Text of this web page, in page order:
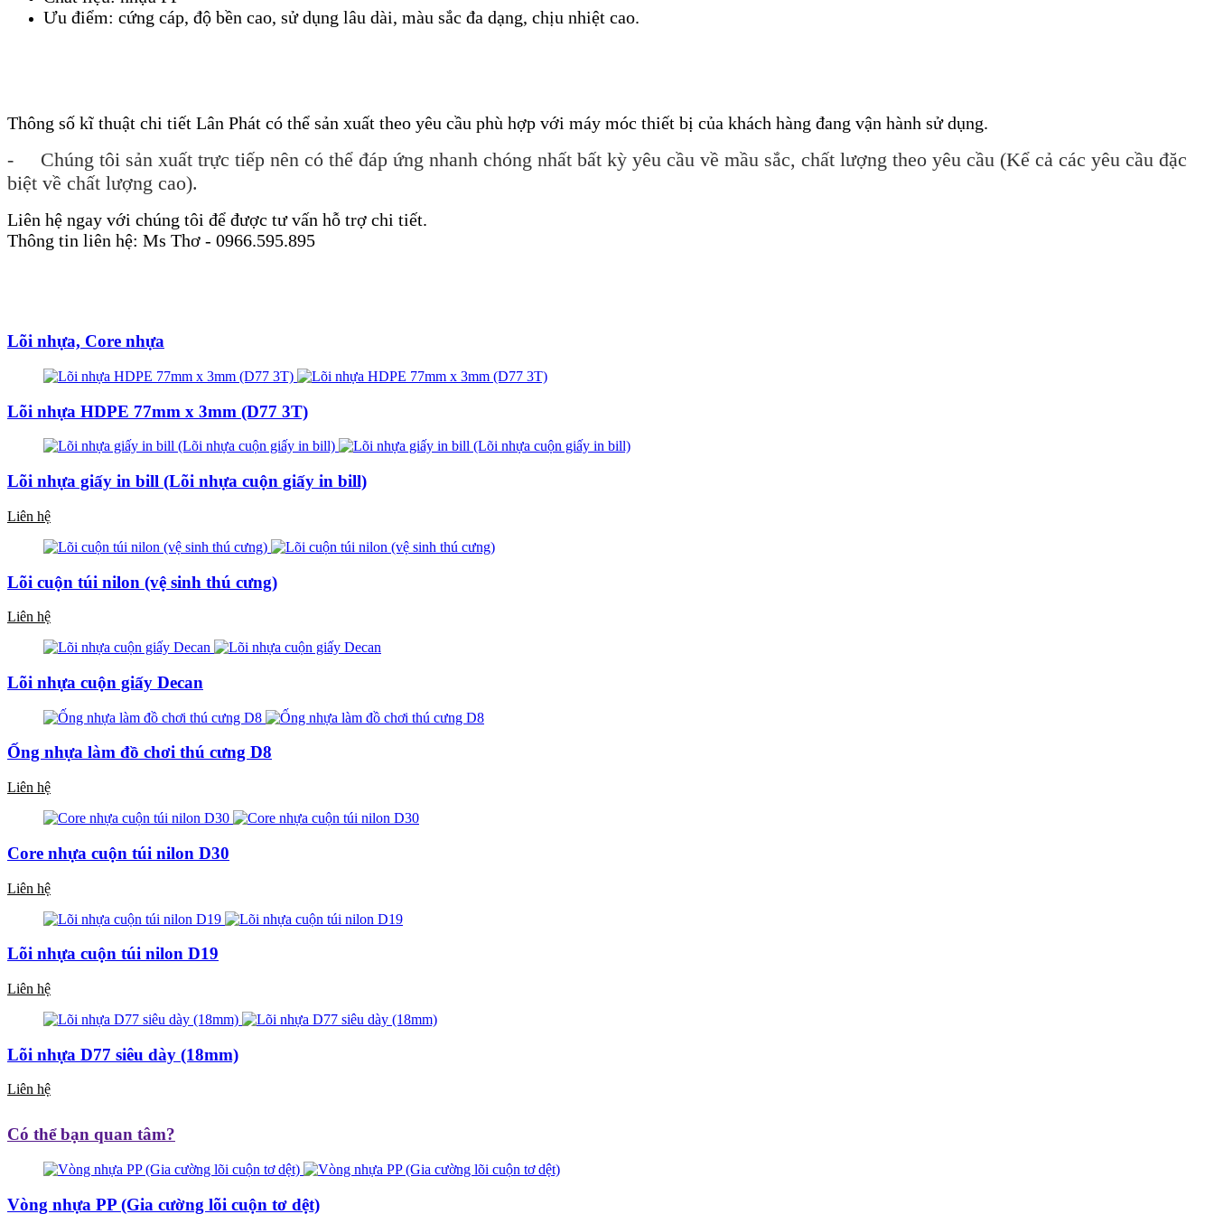
Ưu điểm: cứng cáp, độ bền cao, sử dụng lâu dài, màu sắc đa dạng, chịu nhiệt cao.
Thông số kĩ thuật chi tiết Lân Phát có thể sản xuất theo yêu cầu phù hợp với máy móc thiết bị của khách hàng đang vận hành sử dụng.
- Chúng tôi sản xuất trực tiếp nên có thể đáp ứng nhanh chóng nhất bất kỳ yêu cầu về mầu sắc, chất lượng theo yêu cầu (Kể cả các yêu cầu đặc
biệt về chất lượng cao).
Liên hệ ngay với chúng tôi để được tư vấn hỗ trợ chi tiết.
Thông tin liên hệ: Ms Thơ - 0966.595.895
Lõi nhựa, Core nhựa
Lõi nhựa HDPE 77mm x 3mm (D77 3T)
Lõi nhựa giấy in bill (Lõi nhựa cuộn giấy in bill)
Liên hệ
Lõi cuộn túi nilon (vệ sinh thú cưng)
Liên hệ
Lõi nhựa cuộn giấy Decan
Ống nhựa làm đồ chơi thú cưng D8
Liên hệ
Core nhựa cuộn túi nilon D30
Liên hệ
Lõi nhựa cuộn túi nilon D19
Liên hệ
Lõi nhựa D77 siêu dày (18mm)
Liên hệ
Có thể bạn quan tâm?
Vòng nhựa PP (Gia cường lõi cuộn tơ dệt)